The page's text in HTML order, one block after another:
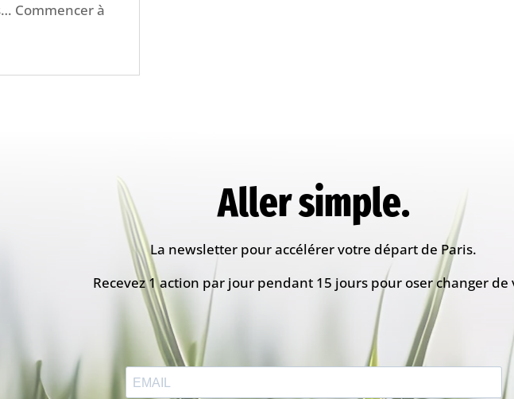
Commencer à
Aller simple.
La newsletter pour accélérer votre départ de Paris.
Recevez 1 action par jour pendant 15 jours pour oser changer de